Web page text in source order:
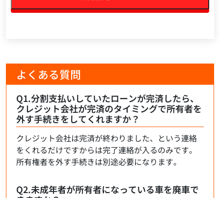
よくある質問
Q1.分割支払いしていたローンが完済したら、
クレジット会社が完済のタイミングで所有者を
外す手続きをしてくれますか？
クレジット会社は完済が終わりました、という連絡
をくれるだけですからは完了連絡が入るのみです。
所有権者を外す手続きは別途必要になります。
Q2.未成年者が所有者になっている車を廃車で